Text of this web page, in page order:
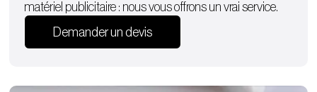
matériel publicitaire : nous vous offrons un vrai service.
Demander un devis